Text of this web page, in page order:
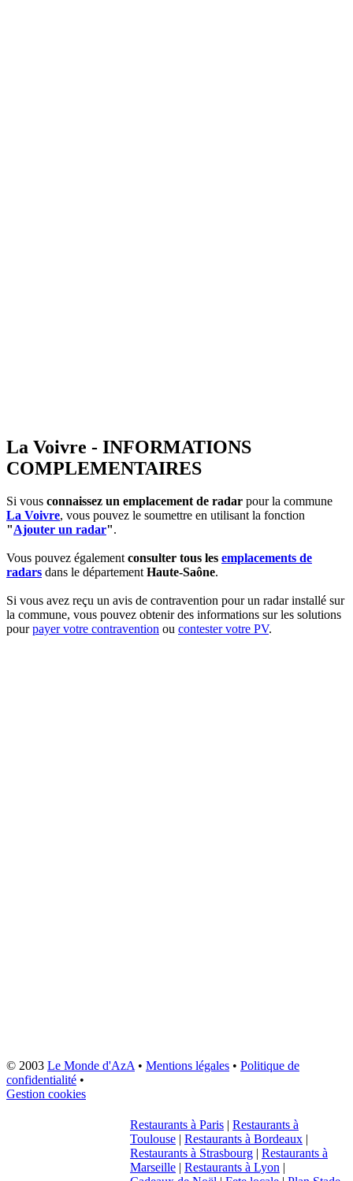
La Voivre - INFORMATIONS
COMPLEMENTAIRES
Si vous connaissez un emplacement de radar pour la commune
La Voivre, vous pouvez le soumettre en utilisant la fonction
"Ajouter un radar".
Vous pouvez égalementconsulter tous les emplacements de
radars dans le départementHaute-Saône.
Si vous avez reçu un avis de contravention pour un radar installé sur
la commune, vous pouvez obtenir des informations sur les solutions
pourpayer votre contravention ou contester votre PV.
© 2003 Le Monde d'AzA• Mentions légales • Politique de
confidentialité •
Gestion cookies
Restaurants à Paris | Restaurants à
Toulouse | Restaurants à Bordeaux |
Restaurants à Strasbourg | Restaurants à
Marseille | Restaurants à Lyon |